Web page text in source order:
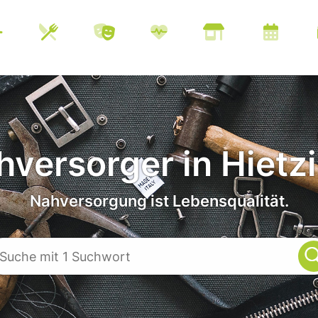
in
Nahversorgung ist Lebensqualität.